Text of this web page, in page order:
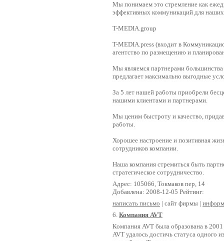
Мы понимаем это стремление как
эффективных коммуникаций для
T-MEDIA.group
T-MEDIA.press (входит в
агентство по размещению и
Мы являемся партнерами
предлагает максимально выгодные
За 5 лет нашей работы приобрели
нашими клиентами и партнерами.
Мы ценим быстроту и качество,
работы.
Хорошее настроение и позитивная
сотрудников компании.
Наша компания стремиться быть
стратегическое сотрудничество.
Адрес: 105066, Токмаков пер, 14
Добавлена: 2008-12-05 Рейтинг:
написать письмо | сайт фирмы |
6. Компания AVT
Компания AVT была образована в 2001
AVT удалось достичь статуса одного